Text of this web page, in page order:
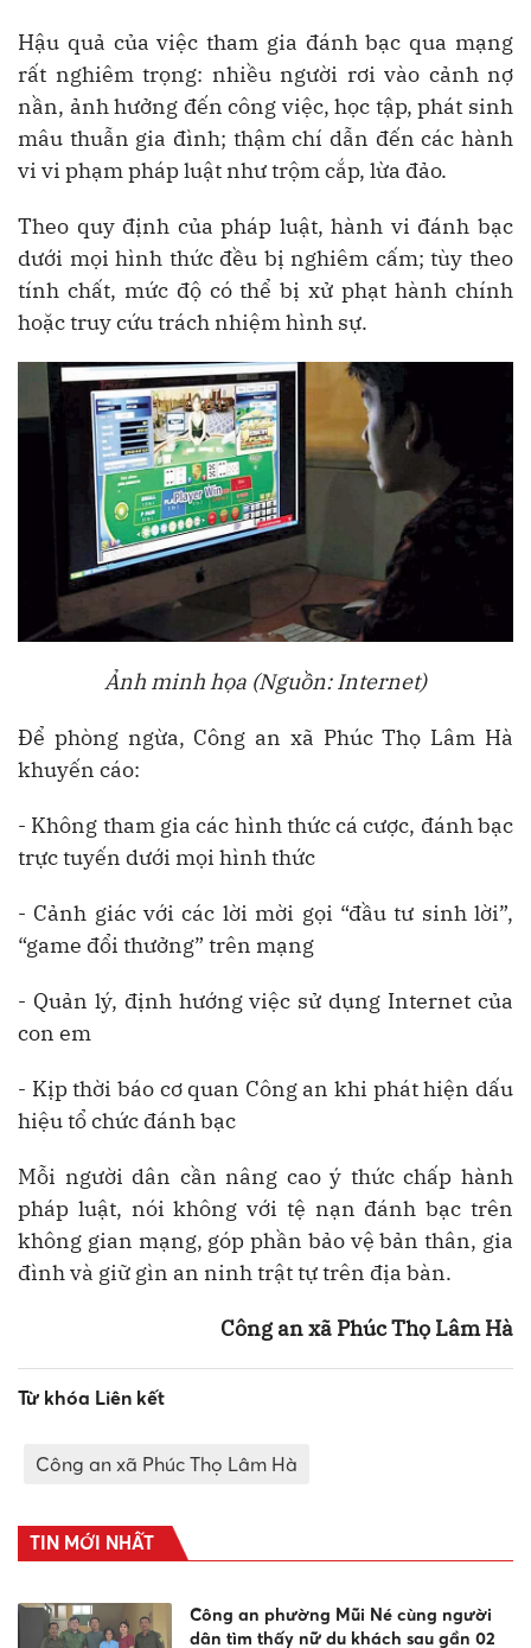
Hậu quả của việc tham gia đánh bạc qua mạng
rất nghiêm trọng: nhiều người rơi vào cảnh nợ
nần, ảnh hưởng đến công việc, học tập, phát sinh
mâu thuẫn gia đình; thậm chí dẫn đến các hành
vi vi phạm pháp luật như trộm cắp, lừa đảo.
Theo quy định của pháp luật, hành vi đánh bạc
dưới mọi hình thức đều bị nghiêm cấm; tùy theo
tính chất, mức độ có thể bị xử phạt hành chính
hoặc truy cứu trách nhiệm hình sự.
Ảnh minh họa (Nguồn: Internet)
Để phòng ngừa, Công an xã Phúc Thọ Lâm Hà
khuyến cáo:
- Không tham gia các hình thức cá cược, đánh bạc
trực tuyến dưới mọi hình thức
- Cảnh giác với các lời mời gọi “đầu tư sinh lời”,
“game đổi thưởng” trên mạng
- Quản lý, định hướng việc sử dụng Internet của
con em
- Kịp thời báo cơ quan Công an khi phát hiện dấu
hiệu tổ chức đánh bạc
Mỗi người dân cần nâng cao ý thức chấp hành
pháp luật, nói không với tệ nạn đánh bạc trên
không gian mạng, góp phần bảo vệ bản thân, gia
đình và giữ gìn an ninh trật tự trên địa bàn.
Công an xã Phúc Thọ Lâm Hà
Từ khóa Liên kết
Công an xã Phúc Thọ Lâm Hà
TIN MỚI NHẤT
Công an phường Mũi Né cùng người
dân tìm thấy nữ du khách sau gần 02